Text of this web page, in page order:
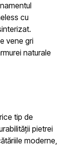
cu
vene gri
naturale
tip de
pietrei
moderne,